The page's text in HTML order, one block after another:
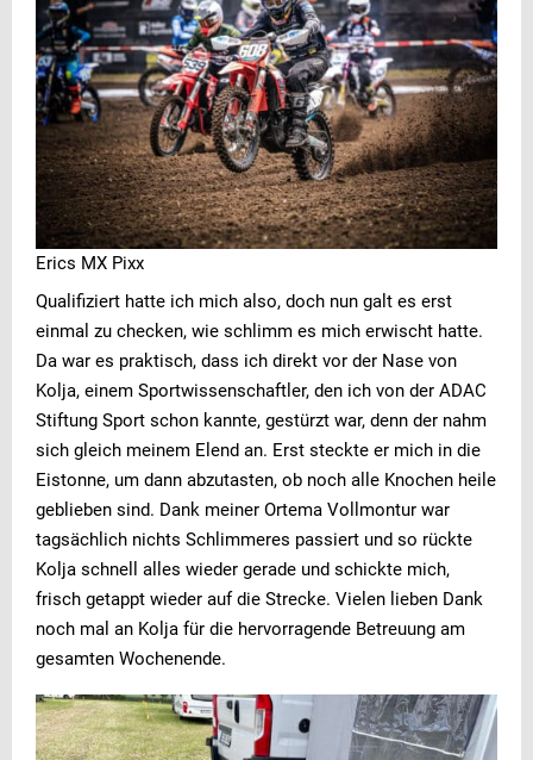
Erics MX Pixx
Qualifiziert hatte ich mich also, doch nun galt es erst
einmal zu checken, wie schlimm es mich erwischt hatte.
Da war es praktisch, dass ich direkt vor der Nase von
Kolja, einem Sportwissenschaftler, den ich von der ADAC
Stiftung Sport schon kannte, gestürzt war, denn der nahm
sich gleich meinem Elend an. Erst steckte er mich in die
Eistonne, um dann abzutasten, ob noch alle Knochen heile
geblieben sind. Dank meiner Ortema Vollmontur war
tagsächlich nichts Schlimmeres passiert und so rückte
Kolja schnell alles wieder gerade und schickte mich,
frisch getappt wieder auf die Strecke. Vielen lieben Dank
noch mal an Kolja für die hervorragende Betreuung am
gesamten Wochenende.